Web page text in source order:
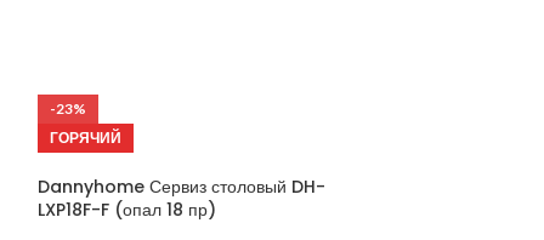
-23%
ГОРЯЧИЙ
Dannyhome Сервиз столовый DH-
LXP18F-F (опал 18 пр)